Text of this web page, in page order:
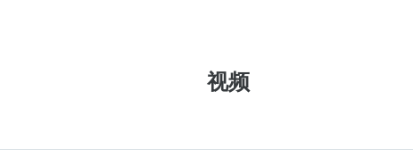
视频